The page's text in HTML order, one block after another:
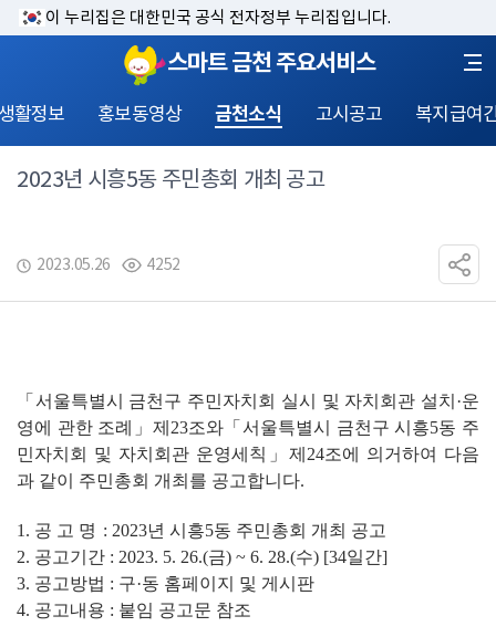
이 누리집은 대한민국 공식 전자정부 누리집입니다.
스마트 금천 주요서비스
활정보 홍보동영상 금천소식 고시공고 복지급여
2023년 시흥5동 주민총회 개최 공고
2023.05.26 4252
「 서울특별시 금천구 주민자치회 실시 및 자치회관 설치 ·운
영에 관한 조례
」 제 23조와「서울특별시 금천구 시흥5동 주
민자치회 및 자치회관 운영세칙 」 제 24조에 의거하여 다음
과 같이 주민총회 개최를 공고합니다.
1. 공 고 명 : 2023년 시흥5동 주민총회 개최 공고
2. 공고기간 : 2023. 5. 26.(금) ~ 6. 28.(수) [34일간]
3. 공고방법 : 구·동 홈페이지 및 게시판
4. 공고내용 : 붙임 공고문 참조